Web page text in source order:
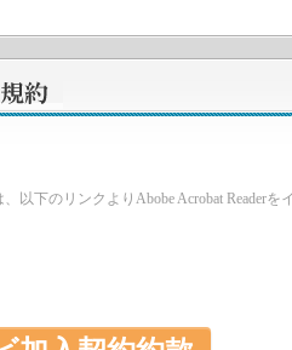
以下のリンクよりAbobe Acrobat Reader